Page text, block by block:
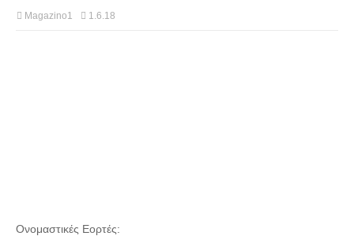
Magazino1 1.6.18
Ονομαστικές Εορτές: